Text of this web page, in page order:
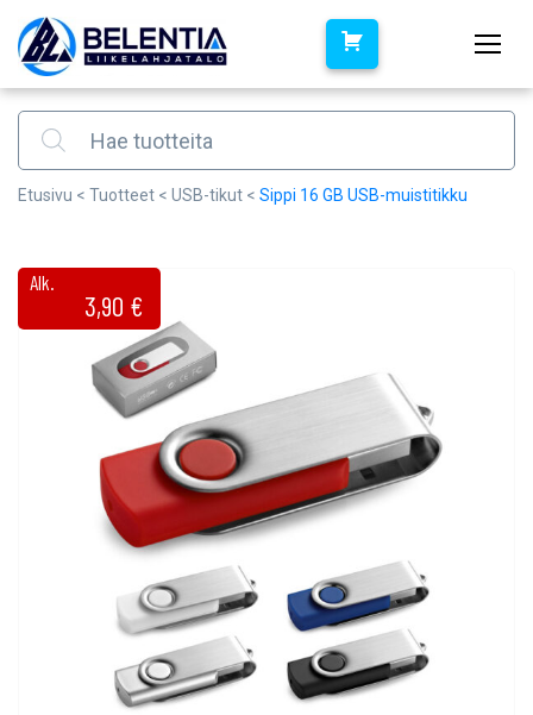
Products search
Etusivu < Tuotteet < USB-tikut < Sippi 16 GB USB-muistitikku
Alk.
3,90 €